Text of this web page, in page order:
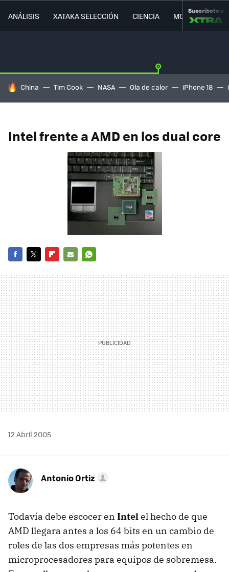
ANÁLISIS XATAKA SELECCIÓN CIENCIA MOVILIDAD
Suscríbete a
HOY SE HABLA DE
China Tim Cook NASA Ola de calor iPhone 18
Intel frente a AMD en los dual core
MAIL
12 Abril 2005
Antonio Ortiz
Todavía debe escocer en Intelel hecho de que
AMD llegara antes a los 64 bits en un cambio de
roles de las dos empresas más potentes en
microprocesadores para equipos de sobremesa.